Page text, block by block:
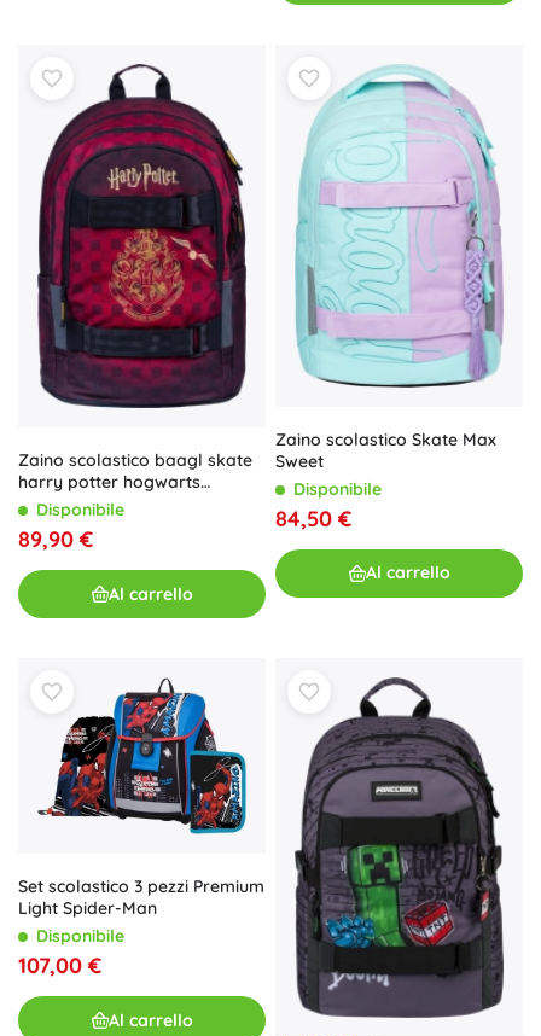
Zaino scolastico baagl skate
harry potter hogwarts
bordeaux
Disponibile
89,90 €
Al carrello
Zaino scolastico Skate Max
Sweet
Disponibile
84,50 €
Al carrello
Set scolastico 3 pezzi Premium
Light Spider-Man
Disponibile
107,00 €
Al carrello